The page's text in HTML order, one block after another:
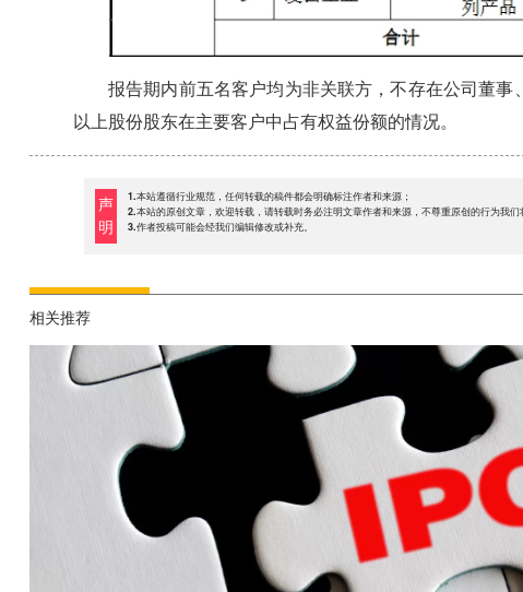
报告期内前五名客户均为非关联方，不存在公司董
以上股份股东在主要客户中占有权益份额的情况。
声
明
1.本站遵循行业规范，任何转载的稿件都会明确标注作者和来源；
2.本站的原创文章，欢迎转载，请转载时务必注明文章作者和来源，不尊重原创的行为我们
3.作者投稿可能会经我们编辑修改或补充。
相关推荐